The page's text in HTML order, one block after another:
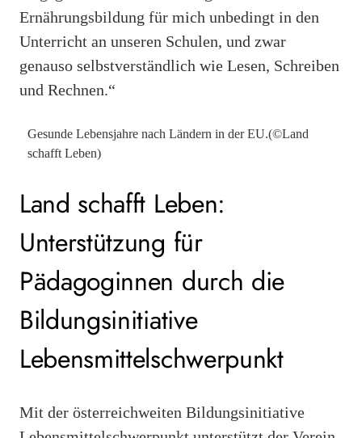
Ernährungsbildung für mich unbedingt in den
Unterricht an unseren Schulen, und zwar
genauso selbstverständlich wie Lesen, Schreiben
und Rechnen.“
Gesunde Lebensjahre nach Ländern in der EU.(©Land
schafft Leben)
Land schafft Leben:
Unterstützung für
Pädagoginnen durch die
Bildungsinitiative
Lebensmittelschwerpunkt
Mit der österreichweiten Bildungsinitiative